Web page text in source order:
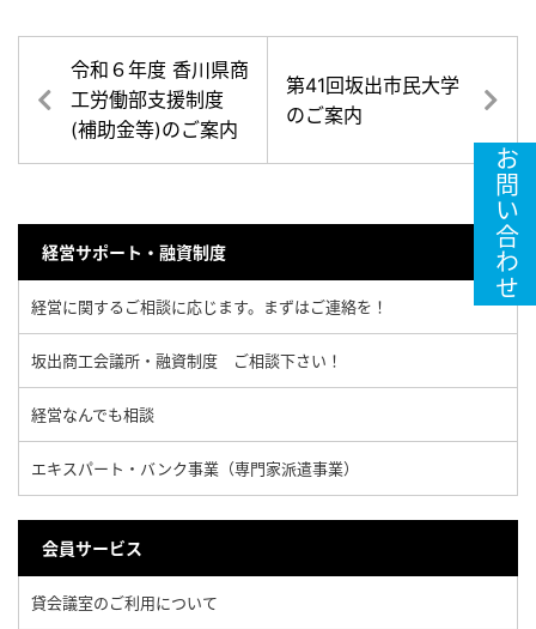
令和６年度 香川県商
工労働部支援制度
(補助金等)のご案内
第41回坂出市民大学
のご案内
経営サポート・融資制度
経営に関するご相談に応じます。まずはご連絡を！
坂出商工会議所・融資制度 ご相談下さい！
経営なんでも相談
エキスパート・バンク事業（専門家派遣事業）
会員サービス
貸会議室のご利用について
お問い合わせ